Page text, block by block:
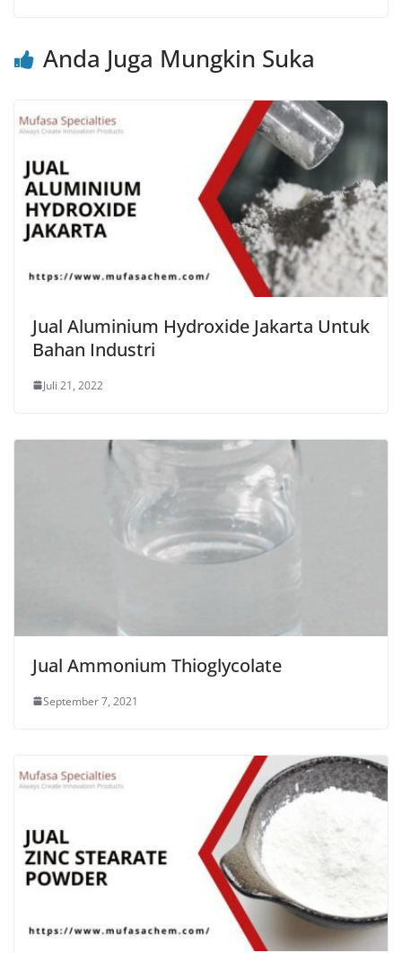
Anda Juga Mungkin Suka
Jual Aluminium Hydroxide Jakarta Untuk
Bahan Industri
Juli 21, 2022
Jual Ammonium Thioglycolate
September 7, 2021